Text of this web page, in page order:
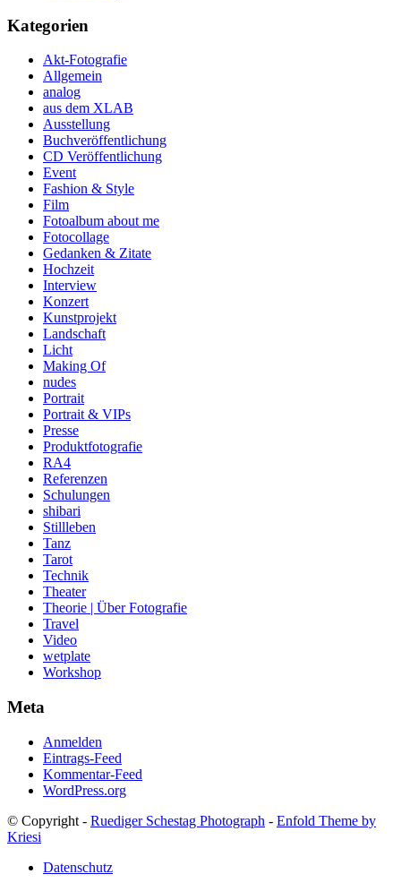
Kategorien
Akt-Fotografie
Allgemein
analog
aus dem XLAB
Ausstellung
Buchveröffentlichung
CD Veröffentlichung
Event
Fashion & Style
Film
Fotoalbum about me
Fotocollage
Gedanken & Zitate
Hochzeit
Interview
Konzert
Kunstprojekt
Landschaft
Licht
Making Of
nudes
Portrait
Portrait & VIPs
Presse
Produktfotografie
RA4
Referenzen
Schulungen
shibari
Stillleben
Tanz
Tarot
Technik
Theater
Theorie | Über Fotografie
Travel
Video
wetplate
Workshop
Meta
Anmelden
Eintrags-Feed
Kommentar-Feed
WordPress.org
© Copyright - Ruediger Schestag Photograph - Enfold Theme by
Kriesi
Datenschutz